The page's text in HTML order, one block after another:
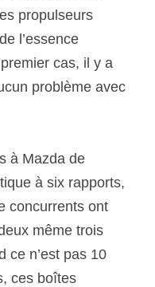
propulseurs
l’essence
cas, il y a
problème avec
à Mazda de
à six rapports,
concurrents ont
même trois
ce n’est pas 10
ces boîtes